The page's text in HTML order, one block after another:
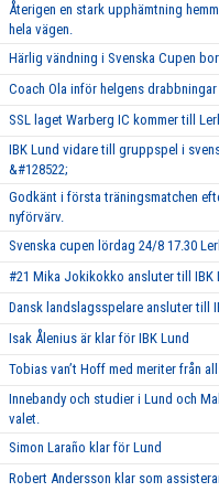
Återigen en stark upphämtning
hela vägen.
Härlig vändning i Svenska Cupen
Coach Ola inför helgens drabbningar
SSL laget Warberg IC kommer till
IBK Lund vidare till gruppspel i
&#128522;
Godkänt i första träningsmatchen
nyförvärv.
Svenska cupen lördag 24/8 17.30
#21 Mika Jokikokko ansluter till IBK
Dansk landslagsspelare ansluter till
Isak Ålenius är klar för IBK Lund
Tobias van’t Hoff med meriter från
Innebandy och studier i Lund och
valet.
Simon Laraño klar för Lund
Robert Andersson klar som